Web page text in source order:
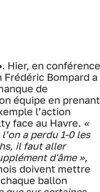
. Hier, en conférence
Bompard a
de
équipe en prenant
l’action
face au Havre. «
a perdu 1-0 les
il faut aller
d'âme »,
doivent mettre
ballon